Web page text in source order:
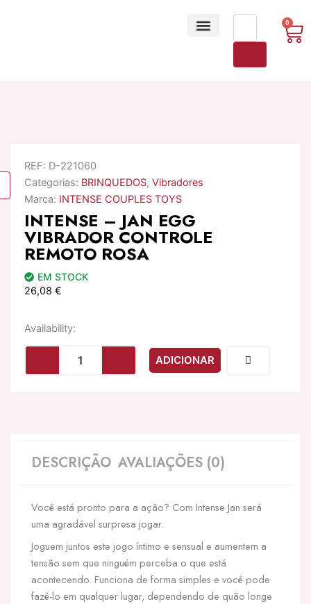
0
REF: D-221060
Categorias: BRINQUEDOS, Vibradores
Marca: INTENSE COUPLES TOYS
INTENSE – JAN EGG
VIBRADOR CONTROLE
REMOTO ROSA
EM STOCK
26,08 €
Availability:Quantidade
INTENSE
ADICIONAR
DESCRIÇÃO AVALIAÇÕES (0)
Você está pronto para a ação? Com Intense Jan será
uma agradável surpresa jogar.
Joguem juntos este jogo íntimo e sensual e aumentem a
tensão sem que ninguém perceba o que está
acontecendo. Funciona de forma simples e você pode
fazê-lo em qualquer lugar, dependendo de quão longe